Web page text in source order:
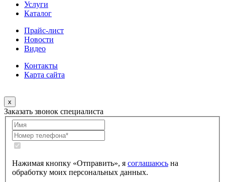
Услуги
Каталог
Прайс-лист
Новости
Видео
Контакты
Карта сайта
x
Заказать звонок специалиста
Нажимая кнопку «Отправить», я соглашаюсь на
обработку моих персональных данных.